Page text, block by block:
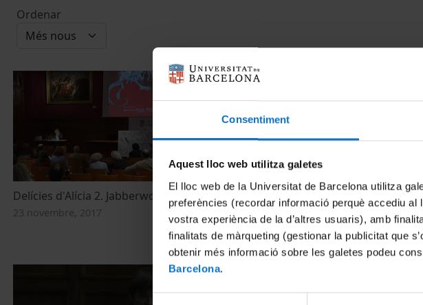
Consentiment
Aquest lloc web utilitza galetes
El lloc web de la Universitat de Barcelona utilitza
preferències (recordar informació perquè accediu
vostra experiència de la d’altres usuaris), amb
finalitats de màrqueting (gestionar la publicitat que
obtenir més informació sobre les galetes podeu
Barcelona.
Ordenar
Delícies d'Alícia 2. Jabberwocky
23 novembre, 2017
Exposició Delícies d'Alicia
24 febrer, 2016